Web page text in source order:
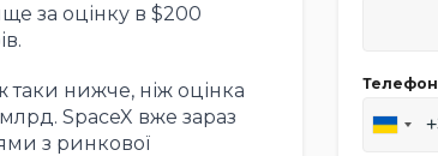
за оцінку в $200
таки нижче, ніж оцінка
SpaceX вже зараз
з ринкової
Телефон